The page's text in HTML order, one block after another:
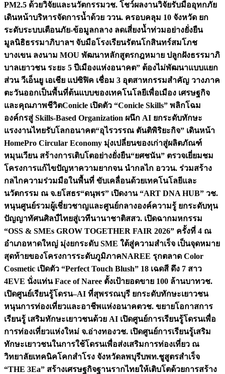
PM2.5 ด้วยวิจัยและนวัตกรรมวช. โชว์ผลงานวิจัยรับมืออุทกภัย
เดินหน้าบริหารจัดการน้ำด้วย ววน. ครอบคลุม 10 จังหวัด ยก
ระดับระบบเตือนภัย-ข้อมูลกลาง ลดเสี่ยงน้ำท่วมอย่างยั่งยืน
มูลนิธิธรรมาภิบาลฯ จับมือโรงเรียนรัตนโกสินทร์สมโภช
บางเขน ลงนาม MOU พัฒนาหลักสูตรกฎหมาย ปลูกฝังธรรมาภิ
บาลเยาวชน ระยะ 5 ปีเมืองแห่งอนาคต” ต้องไม่พัฒนาแบบแยก
ส่วน วีเอ็นยู เอเชีย แปซิฟิค เชื่อม 3 อุตสาหกรรมสำคัญ วางภาค
ตะวันออกเป็นพื้นที่ต้นแบบของเทคโนโลยีเพื่อเมือง เศรษฐกิจ
และคุณภาพชีวิตConicle เปิดตัว “Conicle Skills” พลิกโฉม
องค์กรสู่ Skills-Based Organization ผนึก AI ยกระดับทักษะ
แรงงานไทยรับโลกอนาคต“อุไรวรรณ ตันติพิริยะกิจ” เดินหน้า
HomePro Circular Economy มุ่งเปลี่ยนของเก่าสู่ผลิตภัณฑ์
หมุนเวียน สร้างการเติบโตอย่างยั่งยืน“ยศชนัน” ตรวจเยี่ยมชม
โครงการแก้ไขปัญหาความยากจน นำกลไก อววน. ร่วมสร้าง
กลไกความร่วมมือในพื้นที่ ขับเคลื่อนด้วยเทคโนโลยีและ
นวัตกรรม ณ จ.ยโสธร“ดนุพร” เปิดงาน “ART DNA HUB” วช.
หนุนศูนย์รวมผู้เชี่ยวชาญและศูนย์กลางองค์ความรู้ ยกระดับทุน
ปัญญาทัศนศิลป์ไทยสู่เวทีนานาชาติสสว. เปิดฉากมหกรรม
“OSS & SMEs GROW TOGETHER FAIR 2026” ครั้งที่ 4 ณ
อำเภอหาดใหญ่ มุ่งยกระดับ SME ใต้สู่ความสำเร็จ เป็นจุดหมาย
สุดท้ายของโครงการระดับภูมิภาคNAREE รุกตลาด Color
Cosmetic เปิดตัว “Perfect Touch Blush” 18 เฉดสี ดึง 7 สาว
4EVE นั่งแท่น Face of Naree ตั้งเป้ายอดขาย 100 ล้านบาทวช.
เปิดศูนย์เรียนรู้โดรน–AI ที่สุพรรณบุรี ยกระดับทักษะเยาวชน
หนุนการท่องเที่ยวและอาชีพแห่งอนาคตวช. ขยายโอกาสการ
เรียนรู้ เสริมทักษะเยาวชนด้วย AI เปิดศูนย์การเรียนรู้โดรนเพื่อ
การท่องเที่ยวแห่งใหม่ จ.อ่างทองวช. เปิดศูนย์การเรียนรู้เสริม
ทักษะเยาวชนในการใช้โดรนเพื่อส่งเสริมการท่องเที่ยว ณ
วิทยาลัยเทคนิคโคกสำโรง จังหวัดลพบุรีบพท.ชูสูตรสำเร็จ
“THE 3Ea” สร้างเศรษฐกิจฐานรากไทยให้เติบโตด้วยการสร้าง